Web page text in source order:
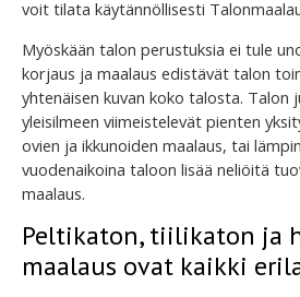
voit tilata käytännöllisesti
Myöskään talon perustuksia ei tule
korjaus ja maalaus edistävät talon
yhtenäisen kuvan koko talosta. Talon
yleisilmeen viimeistelevät pienten
ovien ja ikkunoiden maalaus, tai
vuodenaikoina taloon lisää neliöitä
maalaus.
Peltikaton, tiilikaton ja
maalaus ovat kaikki